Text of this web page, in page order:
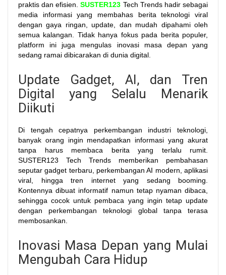
praktis dan efisien.SUSTER123 Tech Trends hadir sebagai
media informasi yang membahas berita teknologi viral
dengan gaya ringan, update, dan mudah dipahami oleh
semua kalangan. Tidak hanya fokus pada berita populer,
platform ini juga mengulas inovasi masa depan yang
sedang ramai dibicarakan di dunia digital.
Update Gadget, AI, dan Tren
Digital yang Selalu Menarik
Diikuti
Di tengah cepatnya perkembangan industri teknologi,
banyak orang ingin mendapatkan informasi yang akurat
tanpa harus membaca berita yang terlalu rumit.
SUSTER123 Tech Trends memberikan pembahasan
seputar gadget terbaru, perkembangan AI modern, aplikasi
viral, hingga tren internet yang sedang booming.
Kontennya dibuat informatif namun tetap nyaman dibaca,
sehingga cocok untuk pembaca yang ingin tetap update
dengan perkembangan teknologi global tanpa terasa
membosankan.
Inovasi Masa Depan yang Mulai
Mengubah Cara Hidup